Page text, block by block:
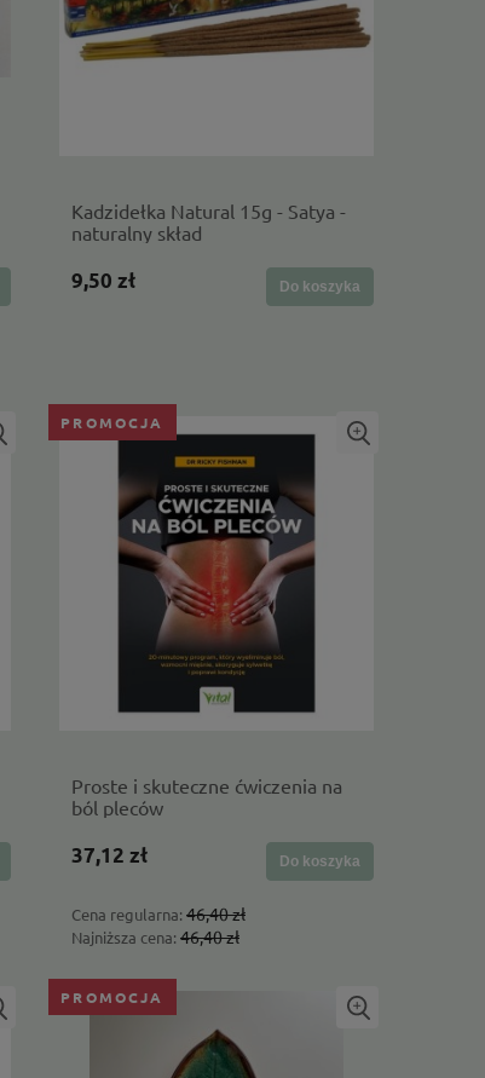
Kadzidełka Natural 15g - Satya -
naturalny skład
9,50 zł Do koszyka
Proste i skuteczne ćwiczenia na
ból pleców
37,12 zł
Cena regularna: 46,40 zł
Najniższa cena: 46,40 zł
Do koszyka
PROMOCJA
PROMOCJA